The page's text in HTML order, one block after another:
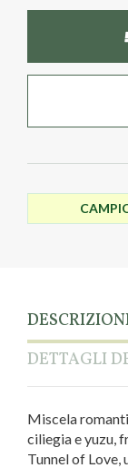
DETTAGLI
Miscela
ciliegia e yuzu,
Tunnel of Love,